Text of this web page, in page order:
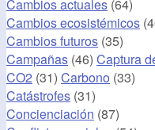
Cambios actuales (64)
Cambios ecosistémicos
Cambios futuros (35)
Campañas (46) Captura
CO2 (31) Carbono (33)
Catástrofes (31)
Concienciación (87)